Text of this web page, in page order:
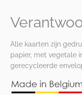
Alle kaarten zijn
papier, met vegetale
gerecycleerde